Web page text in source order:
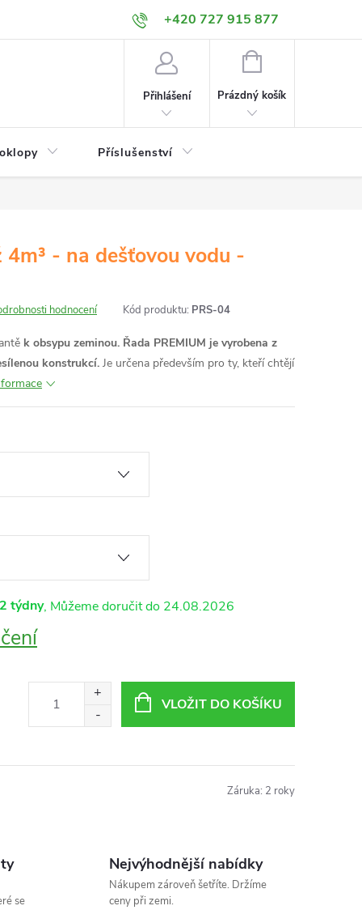
+420 727 915 877
Přihlášení
NÁKUPNÍ
Prázdný košík
Příslušenství
- na dešťovou vodu -
hodnocení Kód produktu: PRS-04
k obsypu zeminou. Řada PREMIUM je vyrobena z
konstrukcí. Je určena především pro ty, kteří chtějí
týdny 24.08.2026
VLOŽIT DO KOŠÍKU
Záruka: 2 roky
se
Nejvýhodnější nabídky
Nákupem zároveň šetříte. Držíme
ceny při zemi.